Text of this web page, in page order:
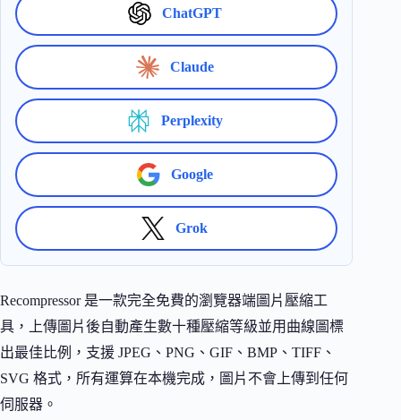
ChatGPT
Claude
Perplexity
Google
Grok
Recompressor 是一款完全免費的瀏覽器端圖片壓縮工
具，上傳圖片後自動產生數十種壓縮等級並用曲線圖標
出最佳比例，支援 JPEG、PNG、GIF、BMP、TIFF、
SVG 格式，所有運算在本機完成，圖片不會上傳到任何
伺服器。